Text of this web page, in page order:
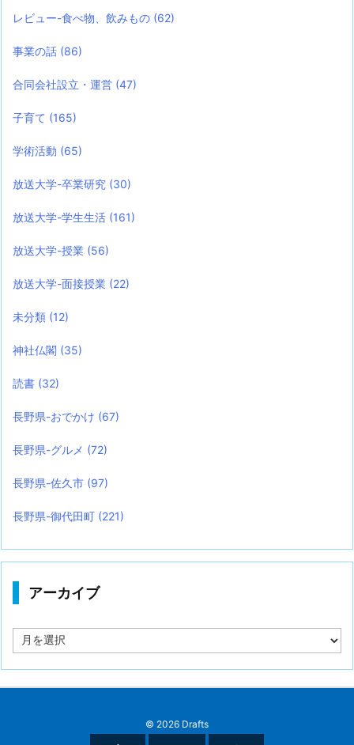
レビュー-食べ物、飲みもの (62)
事業の話 (86)
合同会社設立・運営 (47)
子育て (165)
学術活動 (65)
放送大学-卒業研究 (30)
放送大学-学生生活 (161)
放送大学-授業 (56)
放送大学-面接授業 (22)
未分類 (12)
神社仏閣 (35)
読書 (32)
長野県-おでかけ (67)
長野県-グルメ (72)
長野県-佐久市 (97)
長野県-御代田町 (221)
アーカイブ
ー
© 2026 Drafts